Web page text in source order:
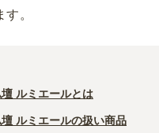
。
ルミエールとは
ルミエールの扱い商品